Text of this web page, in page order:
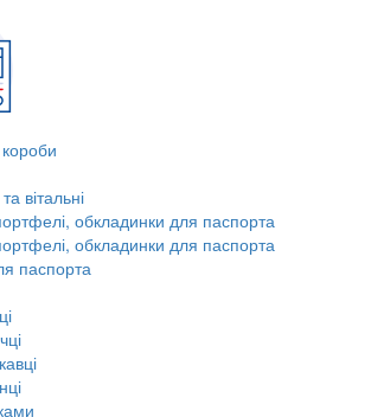
короби
вітальні
обкладинки для паспорта
обкладинки для паспорта
паспорта